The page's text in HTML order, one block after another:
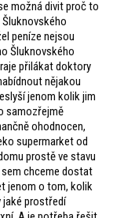
možná divit proč to
peníze nejsou
Šluknovského
přilákat doktory
nějakou
jenom kolik jim
samozřejmě
ohodnocen,
supermarket od
prostě ve stavu
chceme dostat
jenom o tom, kolik
jaké prostředí